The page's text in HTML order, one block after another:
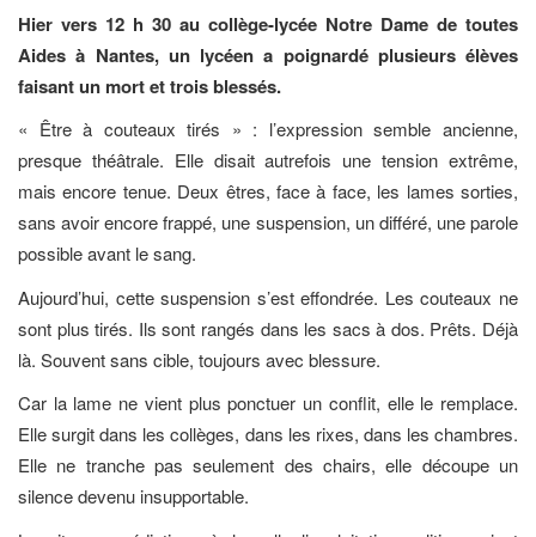
Hier vers 12 h 30 au collège-lycée Notre Dame de toutes
Aides à Nantes, un lycéen a poignardé plusieurs élèves
faisant un mort et trois blessés.
« Être à couteaux tirés » : l’expression semble ancienne,
presque théâtrale. Elle disait autrefois une tension extrême,
mais encore tenue. Deux êtres, face à face, les lames sorties,
sans avoir encore frappé, une suspension, un différé, une parole
possible avant le sang.
Aujourd’hui, cette suspension s’est effondrée. Les couteaux ne
sont plus tirés. Ils sont rangés dans les sacs à dos. Prêts. Déjà
là. Souvent sans cible, toujours avec blessure.
Car la lame ne vient plus ponctuer un conflit, elle le remplace.
Elle surgit dans les collèges, dans les rixes, dans les chambres.
Elle ne tranche pas seulement des chairs, elle découpe un
silence devenu insupportable.